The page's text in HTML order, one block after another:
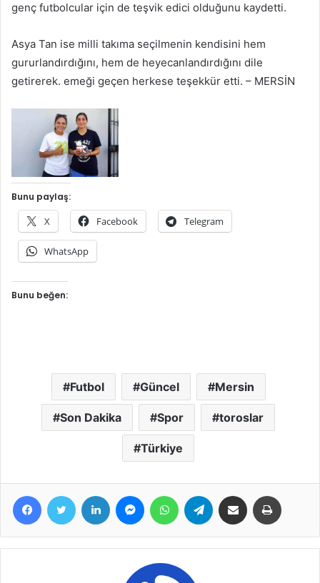
genç futbolcular için de teşvik edici olduğunu kaydetti.
Asya Tan ise milli takıma seçilmenin kendisini hem
gururlandırdığını, hem de heyecanlandırdığını dile
getirerek. emeği geçen herkese teşekkür etti. – MERSİN
Bunu paylaş:
X Facebook Telegram
WhatsApp
Bunu beğen:
Futbol Güncel Mersin
Son Dakika Spor toroslar
Türkiye
FacebookTwitter LinkedIn MessengerWhatsAppTelegram E-Posta ile paylaş